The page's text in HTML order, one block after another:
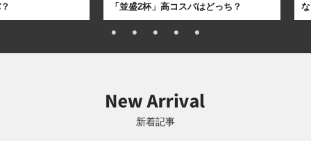
「並盛2杯」高コスパはどっち？
新着記事